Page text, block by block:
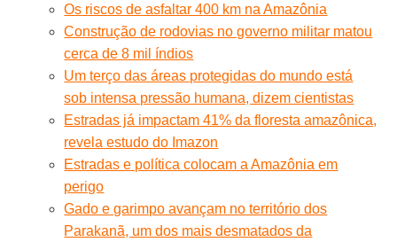
Os riscos de asfaltar 400 km na Amazônia
Construção de rodovias no governo militar matou
cerca de 8 mil índios
Um terço das áreas protegidas do mundo está
sob intensa pressão humana, dizem cientistas
Estradas já impactam 41% da floresta amazônica,
revela estudo do Imazon
Estradas e política colocam a Amazônia em
perigo
Gado e garimpo avançam no território dos
Parakanã, um dos mais desmatados da